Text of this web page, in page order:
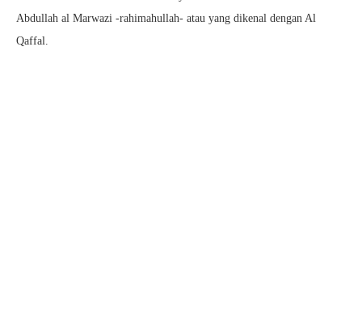
Abdullah al Marwazi -rahimahullah- atau yang dikenal dengan Al
Qaffal.